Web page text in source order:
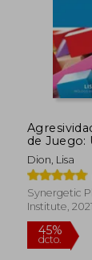
dcto.
de Juego:
la
Intensidad
Dion, Lisa
Synergetic
Institute,
Nuevo